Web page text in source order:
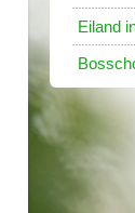
Eiland